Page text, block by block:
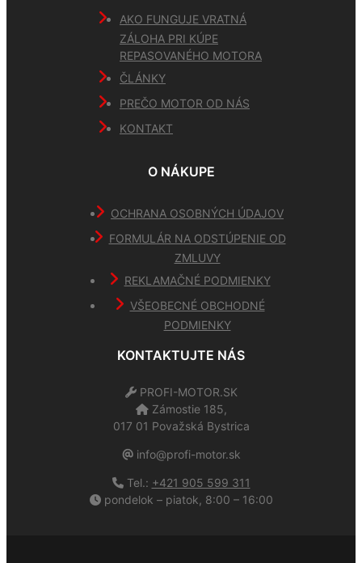
AKO FUNGUJE VRATNÁ
ZÁLOHA PRI KÚPE
REPASOVANÉHO MOTORA
ČLÁNKY
PREČO MOTOR OD NÁS
KONTAKT
O NÁKUPE
OCHRANA OSOBNÝCH ÚDAJOV
FORMULÁR NA ODSTÚPENIE OD
ZMLUVY
REKLAMAČNÉ PODMIENKY
VŠEOBECNÉ OBCHODNÉ
PODMIENKY
KONTAKTUJTE NÁS
PROFI-MOTOR.SK
Zámostie 185,
017 01 Považská Bystrica
info@profi-motor.sk
Tel.: +421 905 599 311
pondelok – piatok, 8:00 – 16:00